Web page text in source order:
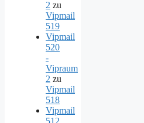
2 zu
Vipmail
519
Vipmail
520
-
Vipraum
2 zu
Vipmail
518
Vipmail
512